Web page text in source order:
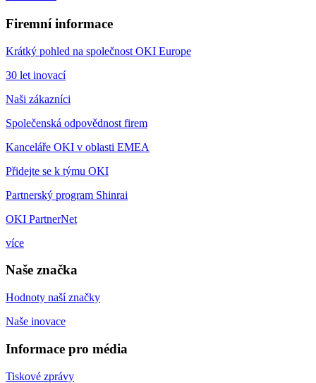
Firemní informace
Krátký pohled na společnost OKI Europe
30 let inovací
Naši zákazníci
Společenská odpovědnost firem
Kanceláře OKI v oblasti EMEA
Přidejte se k týmu OKI
Partnerský program Shinrai
OKI PartnerNet
více
Naše značka
Hodnoty naší značky
Naše inovace
Informace pro média
Tiskové zprávy